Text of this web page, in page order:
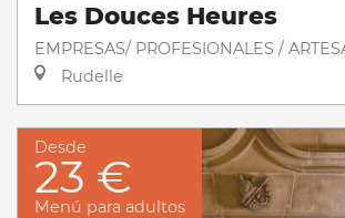
Les Douces Heures
EMPRESAS/ PROFESIONALES /
Rudelle
Desde
23 €
Menú para adultos